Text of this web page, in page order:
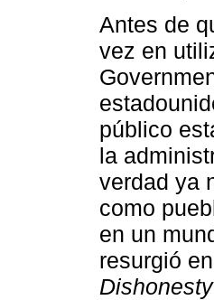
Antes de
vez en
público
la
verdad ya
como
en un
resurgió